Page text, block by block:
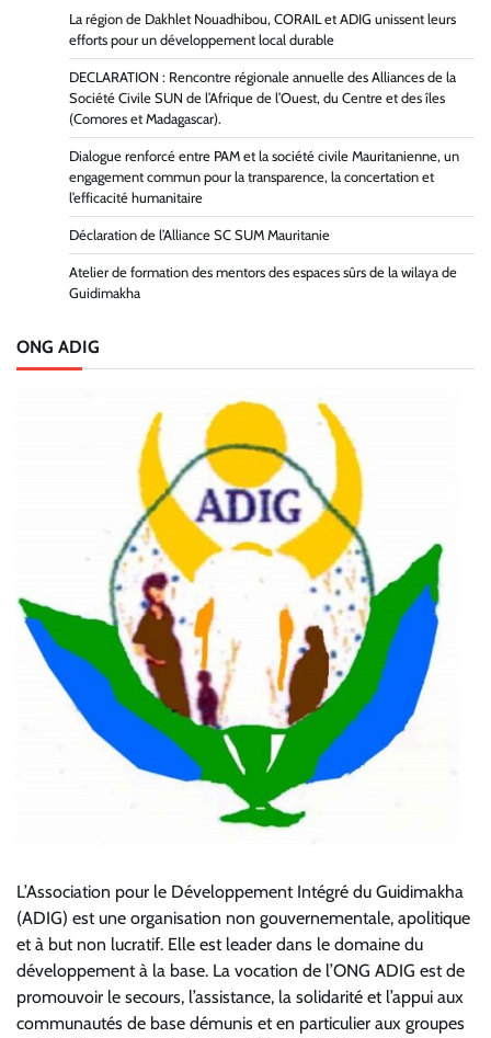
La région de Dakhlet Nouadhibou, CORAIL et ADIG unissent leurs
efforts pour un développement local durable
DECLARATION : Rencontre régionale annuelle des Alliances de la
Société Civile SUN de l’Afrique de l’Ouest, du Centre et des îles
(Comores et Madagascar).
Dialogue renforcé entre PAM et la société civile Mauritanienne, un
engagement commun pour la transparence, la concertation et
l’efficacité humanitaire
Déclaration de l’Alliance SC SUM Mauritanie
Atelier de formation des mentors des espaces sûrs de la wilaya de
Guidimakha
ONG ADIG
L’Association pour le Développement Intégré du Guidimakha
(ADIG) est une organisation non gouvernementale, apolitique
et à but non lucratif. Elle est leader dans le domaine du
développement à la base. La vocation de l’ONG ADIG est de
promouvoir le secours, l’assistance, la solidarité et l’appui aux
communautés de base démunis et en particulier aux groupes